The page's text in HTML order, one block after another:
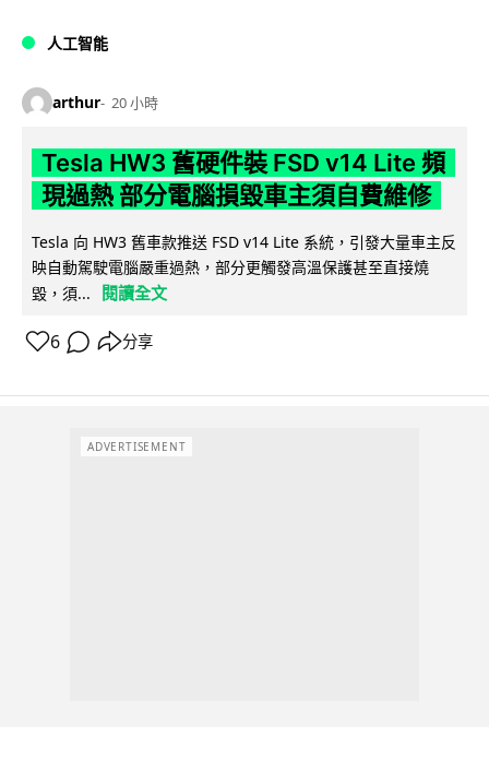
人工智能
arthur 20 小時
Tesla HW3 舊硬件裝 FSD v14 Lite 頻
現過熱 部分電腦損毀車主須自費維修
Tesla 向 HW3 舊車款推送 FSD v14 Lite 系統，引發大量車主反
映自動駕駛電腦嚴重過熱，部分更觸發高溫保護甚至直接燒
毀，須...
閱讀全文
6 分享
ADVERTISEMENT